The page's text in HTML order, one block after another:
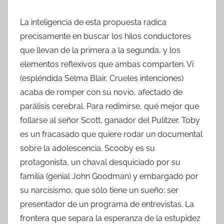
La inteligencia de esta propuesta radica
precisamente en buscar los hilos conductores
que llevan de la primera a la segunda, y los
elementos reflexivos que ambas comparten. Vi
(espléndida Selma Blair, Crueles intenciones)
acaba de romper con su novio, afectado de
parálisis cerebral. Para redimirse, qué mejor que
follarse al señor Scott, ganador del Pulitzer. Toby
es un fracasado que quiere rodar un documental
sobre la adolescencia. Scooby es su
protagonista, un chaval desquiciado por su
familia (genial John Goodman) y embargado por
su narcisismo, que sólo tiene un sueño: ser
presentador de un programa de entrevistas. La
frontera que separa la esperanza de la estupidez